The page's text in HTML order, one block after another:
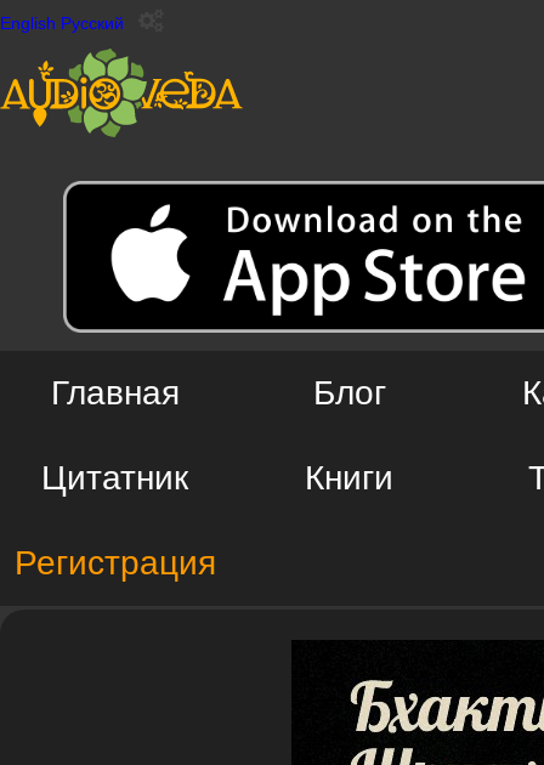
English Русский
Главная Блог
Цитатник Книги
Регистрация